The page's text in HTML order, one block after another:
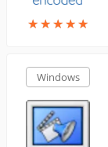
★★★★★
★★★★★
Windows